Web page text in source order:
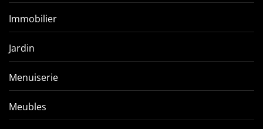
Immobilier
Jardin
Menuiserie
Meubles